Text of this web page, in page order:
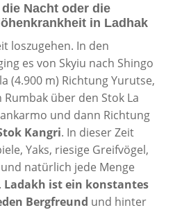
Nacht oder die
in Ladhak
loszugehen. In den
es von Skyiu nach Shingo
(4.900 m) Richtung Yurutse,
über den Stok La
und dann Richtung
Kangri. In dieser Zeit
Yaks, riesige Greifvögel,
natürlich jede Menge
Ladakh ist ein konstantes
Bergfreund und hinter